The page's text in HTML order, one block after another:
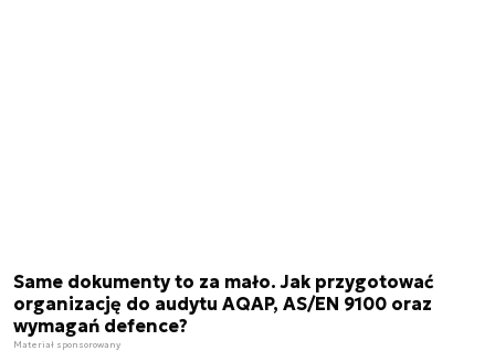
Same dokumenty to za mało. Jak przygotować
organizację do audytu AQAP, AS/EN 9100 oraz
wymagań defence?
Materiał sponsorowany